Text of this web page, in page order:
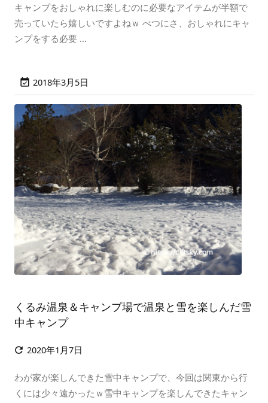
キャンプをおしゃれに楽しむのに必要なアイテムが半額で
売っていたら嬉しいですよねｗ べつにさ、おしゃれにキャ
ンプをする必要 ...
 2018年3月5日
くるみ温泉＆キャンプ場で温泉と雪を楽しんだ雪
中キャンプ
 2020年1月7日
わが家が楽しんできた雪中キャンプで、今回は関東から行
くには少々遠かったｗ雪中キャンプを楽しんできたキャン